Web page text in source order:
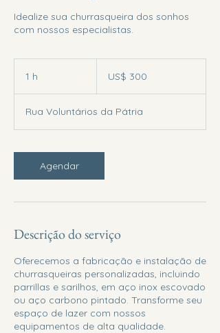
Idealize sua churrasqueira dos sonhos
com nossos especialistas.
1 h
americanos
US$ 300
Rua Voluntários da Pátria
Agendar
Descrição do serviço
Oferecemos a fabricação e instalação de
churrasqueiras personalizadas, incluindo
parrillas e sarilhos, em aço inox escovado
ou aço carbono pintado. Transforme seu
espaço de lazer com nossos
equipamentos de alta qualidade.